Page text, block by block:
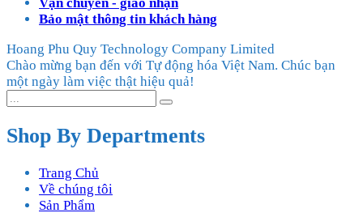
Bảo mật thông tin khách hàng
Hoang Phu Quy Technology Company Limited
Chào mừng bạn đến với Tự động hóa Việt Nam. Chúc bạn
một ngày làm việc thật hiệu quả!
Shop By Departments
Trang Chủ
Về chúng tôi
Sản Phẩm